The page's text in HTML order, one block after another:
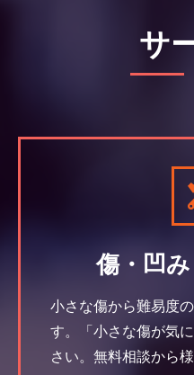
サ
傷・凹
小さな傷から難易度
す。「小さな傷が気
さい。無料相談から